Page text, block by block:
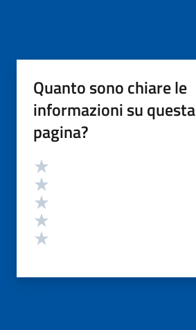
Quanto sono chiare le
informazioni su questa
pagina?
Valutazione